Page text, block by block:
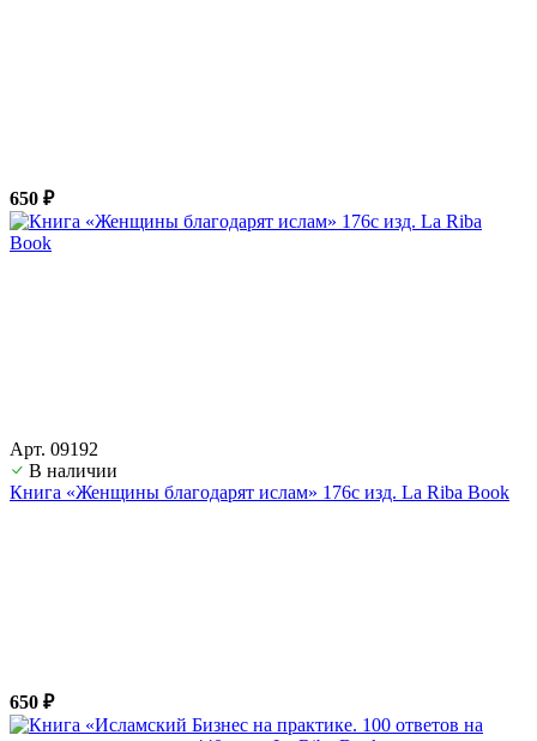
650 ₽
Арт. 09192
В наличии
Книга «Женщины благодарят ислам» 176с изд. La Riba Book
650 ₽